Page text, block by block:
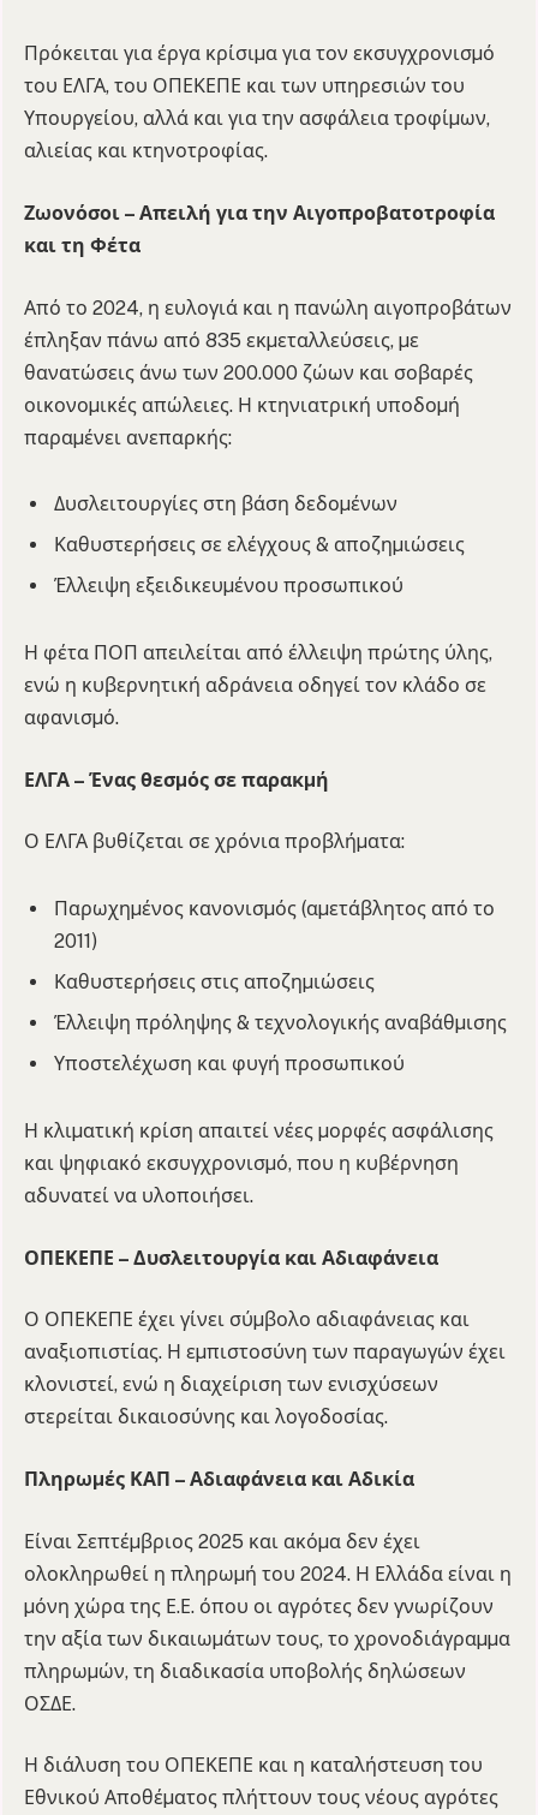
Πρόκειται για έργα κρίσιµα για τον εκσυγχρονισµό
του ΕΛΓΑ, του ΟΠΕΚΕΠΕ και των υπηρεσιών του
Υπουργείου, αλλά και για την ασφάλεια τροφίµων,
αλιείας και κτηνοτροφίας.
Ζωονόσοι – Απειλή για την Αιγοπροβατοτροφία
και τη Φέτα
Από το 2024, η ευλογιά και η πανώλη αιγοπροβάτων
έπληξαν πάνω από 835 εκµεταλλεύσεις, µε
θανατώσεις άνω των 200.000 ζώων και σοβαρές
οικονοµικές απώλειες. Η κτηνιατρική υποδοµή
παραµένει ανεπαρκής:
Δυσλειτουργίες στη βάση δεδοµένων
Καθυστερήσεις σε ελέγχους & αποζηµιώσεις
Έλλειψη εξειδικευµένου προσωπικού
Η φέτα ΠΟΠ απειλείται από έλλειψη πρώτης ύλης,
ενώ η κυβερνητική αδράνεια οδηγεί τον κλάδο σε
αφανισµό.
ΕΛΓΑ – Ένας θεσµός σε παρακµή
Ο ΕΛΓΑ βυθίζεται σε χρόνια προβλήµατα:
Παρωχηµένος κανονισµός (αµετάβλητος από το
2011)
Καθυστερήσεις στις αποζηµιώσεις
Έλλειψη πρόληψης & τεχνολογικής αναβάθµισης
Υποστελέχωση και φυγή προσωπικού
Η κλιµατική κρίση απαιτεί νέες µορφές ασφάλισης
και ψηφιακό εκσυγχρονισµό, που η κυβέρνηση
αδυνατεί να υλοποιήσει.
ΟΠΕΚΕΠΕ – Δυσλειτουργία και Αδιαφάνεια
Ο ΟΠΕΚΕΠΕ έχει γίνει σύµβολο αδιαφάνειας και
αναξιοπιστίας. Η εµπιστοσύνη των παραγωγών έχει
κλονιστεί, ενώ η διαχείριση των ενισχύσεων
στερείται δικαιοσύνης και λογοδοσίας.
Πληρωµές ΚΑΠ – Αδιαφάνεια και Αδικία
Είναι Σεπτέµβριος 2025 και ακόµα δεν έχει
ολοκληρωθεί η πληρωµή του 2024. Η Ελλάδα είναι η
µόνη χώρα της Ε.Ε. όπου οι αγρότες δεν γνωρίζουν
την αξία των δικαιωµάτων τους, το χρονοδιάγραµµα
πληρωµών, τη διαδικασία υποβολής δηλώσεων
ΟΣΔΕ.
Η διάλυση του ΟΠΕΚΕΠΕ και η καταλήστευση του
Εθνικού Αποθέµατος πλήττουν τους νέους αγρότες